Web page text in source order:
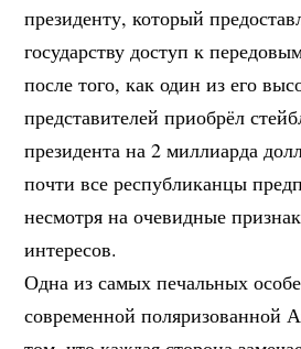
президенту, который
государству доступ к
после того, как один из его
представителей приобрёл
президента на 2 миллиарда
почти все республиканцы
несмотря на очевидные
интересов.
Одна из самых печальных
современной поляризованной